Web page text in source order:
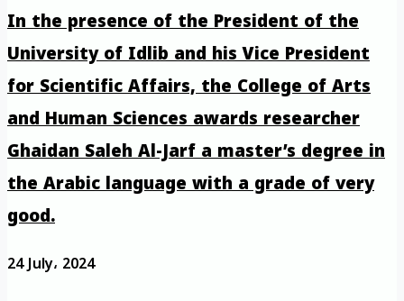
In the presence of the President of the
University of Idlib and his Vice President
for Scientific Affairs, the College of Arts
and Human Sciences awards researcher
Ghaidan Saleh Al-Jarf a master’s degree in
the Arabic language with a grade of very
good.
24 July، 2024